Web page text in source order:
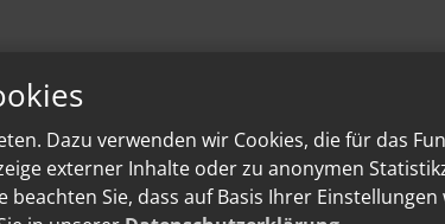
Dazu verwenden wir Cookies, die für das
externer Inhalte oder zu anonymen
Sie, dass auf Basis Ihrer